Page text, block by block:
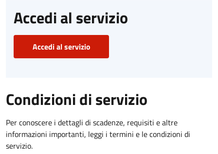
Accedi al servizio
Accedi al servizio
Condizioni di servizio
Per conoscere i dettagli di scadenze, requisiti e altre
informazioni importanti, leggi i termini e le condizioni di
servizio.